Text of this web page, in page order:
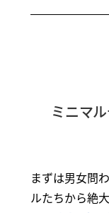
ミニマ
まずは男女問
ルたちから絶